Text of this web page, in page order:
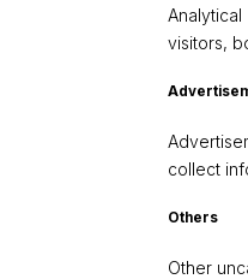
visitors,
collect
Others
Other